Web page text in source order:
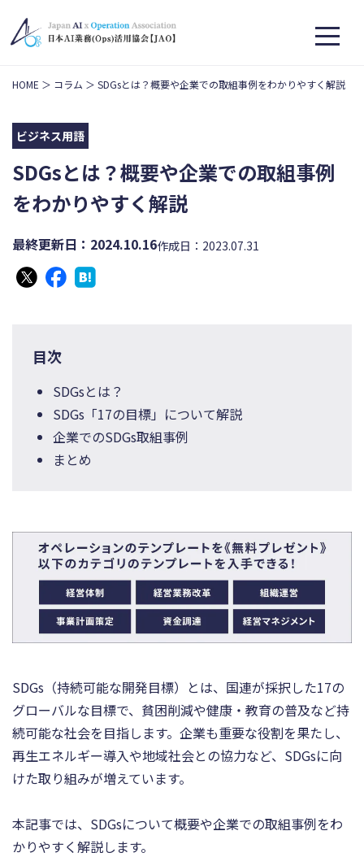
HOME コラム SDGsとは？概要や企業での取組事例をわかりやすく解説
ビジネス用語
SDGsとは？概要や企業での取組事例
をわかりやすく解説
最終更新日：2024.10.16作成日：2023.07.31
目次
SDGsとは？
SDGs「17の目標」について解説
企業でのSDGs取組事例
まとめ
SDGs（持続可能な開発目標）とは、国連が採択した17の
グローバルな目標で、貧困削減や健康・教育の普及など持
続可能な社会を目指します。企業も重要な役割を果たし、
再生エネルギー導入や地域社会との協力など、SDGsに向
けた取り組みが増えています。
本記事では、SDGsについて概要や企業での取組事例をわ
かりやすく解説します。